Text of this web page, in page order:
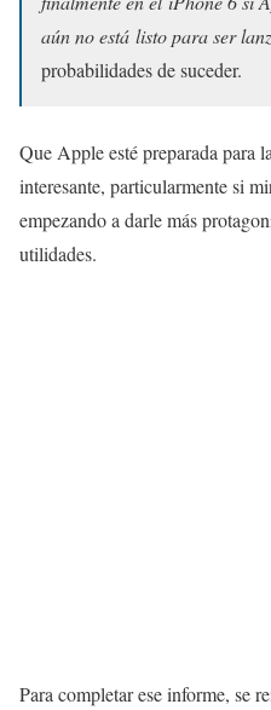
aún no está listo para ser
probabilidades de suceder.
Que Apple esté preparada para
interesante, particularmente si
empezando a darle más
utilidades.
Para completar ese informe, se